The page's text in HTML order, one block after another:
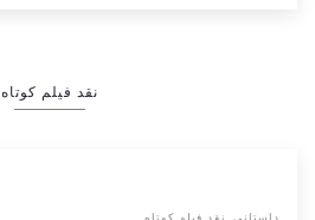
نقد فیلم کوتاه
داستانی نقد فیلم کوتاه